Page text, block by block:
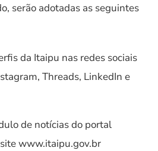
serão adotadas as seguintes
da Itaipu nas redes sociais
Threads, LinkedIn e
de notícias do portal
www.itaipu.gov.br